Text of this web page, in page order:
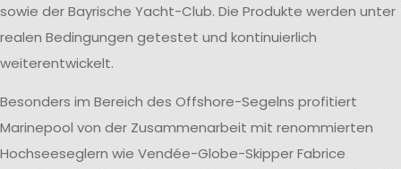
sowie der Bayrische Yacht-Club. Die Produkte werden unter
realen Bedingungen getestet und kontinuierlich
weiterentwickelt.
Besonders im Bereich des Offshore-Segelns profitiert
Marinepool von der Zusammenarbeit mit renommierten
Hochseeseglern wie Vendée-Globe-Skipper Fabrice